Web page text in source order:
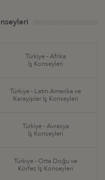
Türkiye - Afrika
İş Konseyleri
Türkiye - Latin Amerika ve
Karayipler İş Konseyleri
Türkiye - Avrasya
İş Konseyleri
Türkiye - Orta Doğu ve
Körfez İş Konseyleri